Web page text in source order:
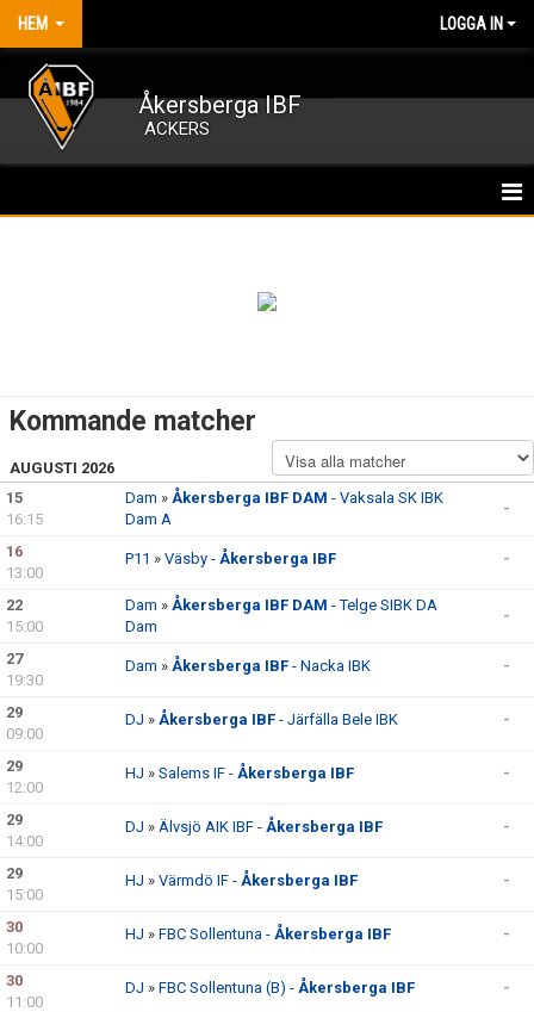
HEM LOGGA IN
Åkersberga IBF
ACKERS
MEDLEMSKAP
TRÄNARE/LEDARE
DOKUMENT
ACKERSCAMP
ACKERSTV
BÖRJA SPELA
PROVA PÅ
Kommande matcher
AUGUSTI 2026
15
16:15
Dam » Åkersberga IBF DAM - Vaksala SK IBK
Dam A
-
16
13:00
P11 » Väsby - Åkersberga IBF -
22
15:00
Dam » Åkersberga IBF DAM - Telge SIBK DA
Dam
-
27
19:30
Dam » Åkersberga IBF - Nacka IBK -
29
09:00
DJ » Åkersberga IBF - Järfälla Bele IBK -
29
12:00
HJ » Salems IF - Åkersberga IBF -
29
14:00
DJ » Älvsjö AIK IBF - Åkersberga IBF -
29
15:00
HJ » Värmdö IF - Åkersberga IBF -
30
10:00
HJ » FBC Sollentuna - Åkersberga IBF -
30
11:00
DJ » FBC Sollentuna (B) - Åkersberga IBF -